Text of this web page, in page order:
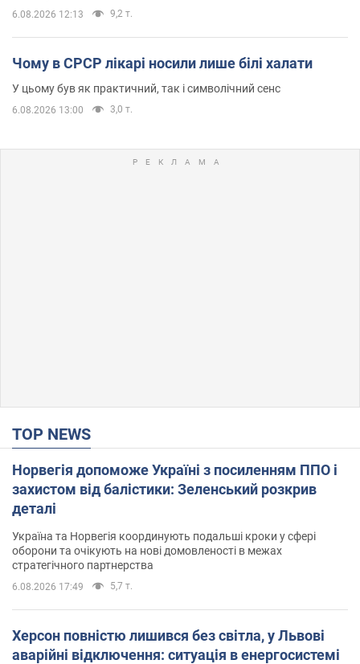
6.08.2026 12:13 9,2 т.
Чому в СРСР лікарі носили лише білі халати
У цьому був як практичний, так і символічний сенс
6.08.2026 13:00 3,0 т.
TOP NEWS
Норвегія допоможе Україні з посиленням ППО і
захистом від балістики: Зеленський розкрив
деталі
Україна та Норвегія координують подальші кроки у сфері
оборони та очікують на нові домовленості в межах
стратегічного партнерства
6.08.2026 17:49 5,7 т.
Херсон повністю лишився без світла, у Львові
аварійні відключення: ситуація в енергосистемі